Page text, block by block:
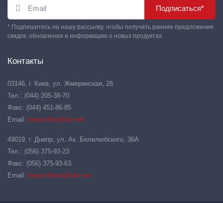
Подписаться*
* Подпишитесь на нашу рассылку, чтобы получать ранние предложения
скидок, обновления и информацию о новых продуктах.
Контакты
03146, г. Киев, ул. Жмеринская, 26
Тел.: (044) 205-38-70
Факс: (044) 451-86-85
Email: hansa-flex@ukr.net
49019, г. Днепр, ул. Ак. Белелюбского, 36А
Тел.: (056) 375-93-23
Факс: (056) 375-93-63
Email: hansa-flexdn@ukr.net